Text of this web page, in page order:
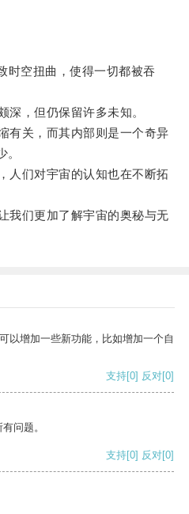
空扭曲，使得一切都被吞
，但仍保留许多未知。
关，而其内部则是一个奇异
们对宇宙的认知也在不断拓
们更加了解宇宙的奥秘与无
以增加一些新功能，比如增加一个自
支持[0] 反对[0]
问题。
支持[0] 反对[0]